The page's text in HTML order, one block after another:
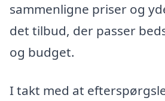
sammenligne priser og
det tilbud, der passer
og budget.
I takt med at